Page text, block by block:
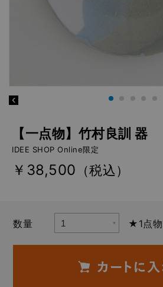
【一点物】竹村良訓 器
IDEE SHOP Online限定
￥38,500 （税込）
数量 ★1点